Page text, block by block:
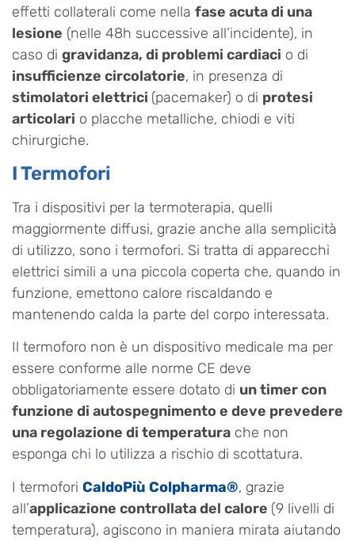
effetti collaterali come nella fase acuta di una
lesione (nelle 48h successive all’incidente), in
caso di gravidanza, di problemi cardiaci o di
insufficienze circolatorie, in presenza di
stimolatori elettrici (pacemaker) o di protesi
articolari o placche metalliche, chiodi e viti
chirurgiche.
I Termofori
Tra i dispositivi per la termoterapia, quelli
maggiormente diffusi, grazie anche alla semplicità
di utilizzo, sono i termofori. Si tratta di apparecchi
elettrici simili a una piccola coperta che, quando in
funzione, emettono calore riscaldando e
mantenendo calda la parte del corpo interessata.
Il termoforo non è un dispositivo medicale ma per
essere conforme alle norme CE deve
obbligatoriamente essere dotato di un timer con
funzione di autospegnimento e deve prevedere
una regolazione di temperatura che non
esponga chi lo utilizza a rischio di scottatura.
I termofori CaldoPiù Colpharma®, grazie
all’applicazione controllata del calore (9 livelli di
temperatura), agiscono in maniera mirata aiutando